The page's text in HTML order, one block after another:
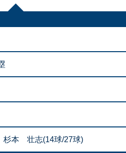
本 壮志(14球/27球)